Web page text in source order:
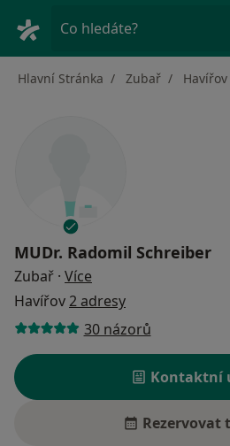
Co hledáte?
Hlavní Stránka Zubař Havířov
MUDr. Radomil Schreiber
Zubař · Více
Havířov2 adresy
30 názorů
Kontaktní
Rezervovat